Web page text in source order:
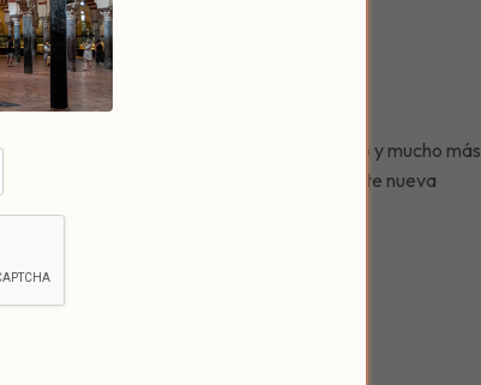
y olvidarte del tiempo…
todo eso y mucho más
alegre al latido de nuestro corazón. Invéntate nueva